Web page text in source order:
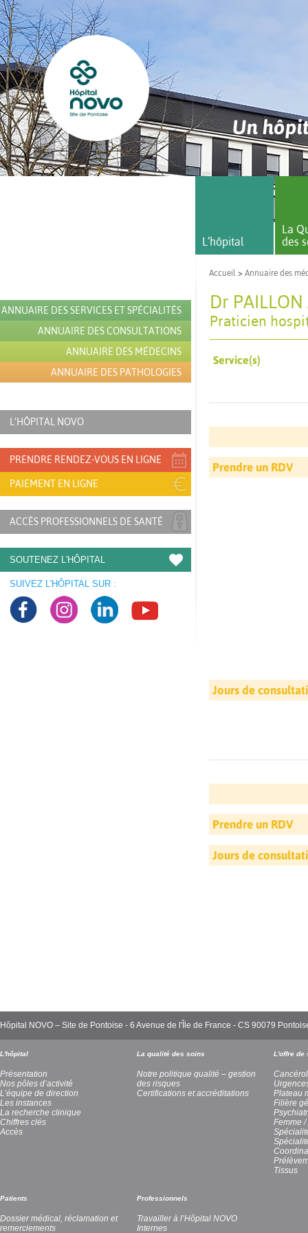
Un
ANNUAIRE DES SERVICES ET SPÉCIALITÉS
ANNUAIRE DES CONSULTATIONS
ANNUAIRE DES MÉDECINS
ANNUAIRE DES PATHOLOGIES
L’HÔPITAL NOVO
PRENDRE RENDEZ-VOUS EN LIGNE
PAIEMENT EN LIGNE
ACCÈS PROFESSIONNELS DE SANTÉ
SOUTENEZ L'HÔPITAL
SUIVEZ L'HÔPITAL SUR :
L’hôpital
La
des
Accueil > Annuaire des
Dr
Praticien
Service(s)
Prendre un RDV
Jours de
Prendre un RDV
Jours de
Hôpital NOVO – Site de Pontoise - 6 Avenue de l'Île de France - CS 90079
L'hôpital
Présentation
Nos pôles d’activité
L’équipe de direction
Les instances
La recherche clinique
Chiffres clés
Accès
La qualité des soins
Notre politique qualité – gestion
des risques
Certifications et accréditations
L'offre de
Plateau
Filière
Femme /
Tissus
Patients
Dossier médical, réclamation et
remerciements
Professionnels
Travailler à l’Hôpital NOVO
Internes